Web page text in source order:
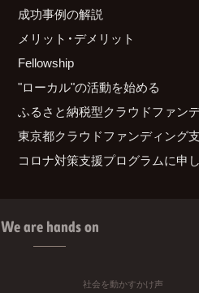
成功事例の解説
メリット・デメリット
Fellowship
"ローカル"の活動を始める
ふるさと納税型クラウドファン
東京都クラウドファンディング
コロナ対策支援プログラムに申
We are hands on
社会を動かすかけ声